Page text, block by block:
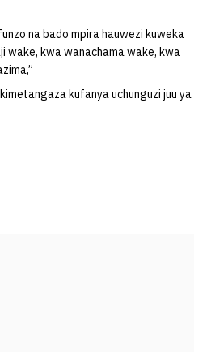
na bado mpira hauwezi kuweka
wake, kwa wanachama wake, kwa
kufanya uchunguzi juu ya